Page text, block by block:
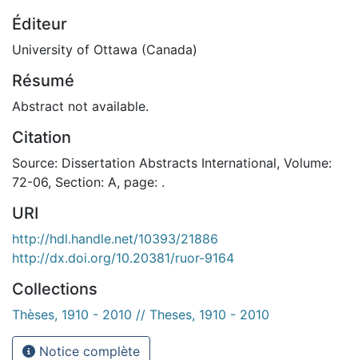
Éditeur
University of Ottawa (Canada)
Résumé
Abstract not available.
Citation
Source: Dissertation Abstracts International, Volume:
72-06, Section: A, page: .
URI
http://hdl.handle.net/10393/21886
http://dx.doi.org/10.20381/ruor-9164
Collections
Thèses, 1910 - 2010 // Theses, 1910 - 2010
Notice complète